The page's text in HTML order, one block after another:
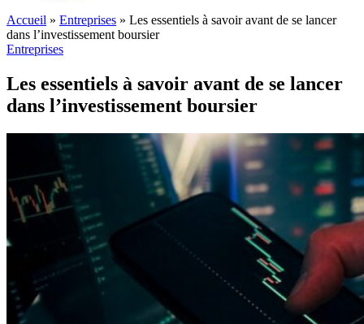
Accueil » Entreprises » Les essentiels à savoir avant de se lancer
dans l’investissement boursier
Entreprises
Les essentiels à savoir avant de se lancer
dans l’investissement boursier